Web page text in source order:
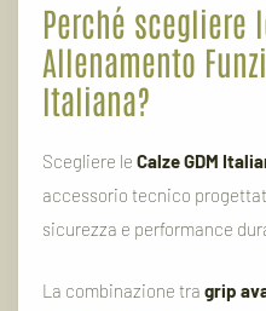
Perché scegliere
Allenamento
Italiana?
Scegliere le CalzeGDM
accessorio tecnico
sicurezza e performance
La combinazione tra grip